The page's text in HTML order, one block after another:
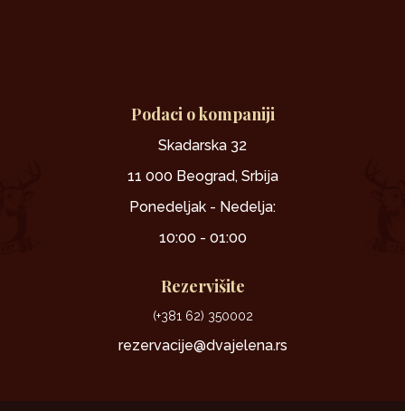
Podaci o kompaniji
Skadarska 32
11 000 Beograd, Srbija
Ponedeljak - Nedelja:
10:00 - 01:00
Rezervišite
(+381 62) 350002
rezervacije@dvajelena.rs